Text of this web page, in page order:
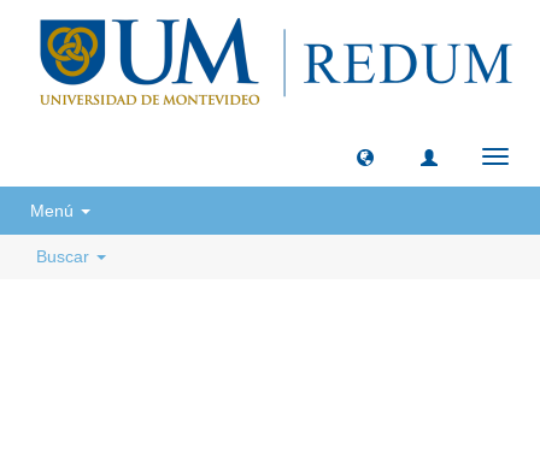
Menú
Buscar